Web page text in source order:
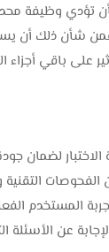
تؤدي وظيفة
شأن ذلك أن
على باقي أجزاء
الاختبار لضمان
المستخدم
عن الأسئلة